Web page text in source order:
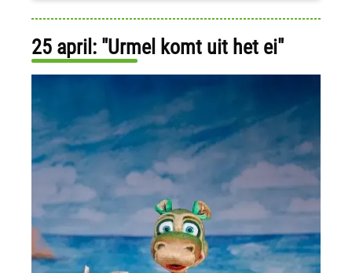
25 april: "Urmel komt uit het ei"